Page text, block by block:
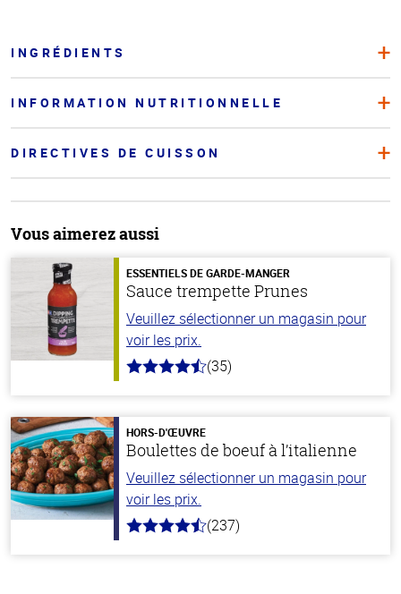
INGRÉDIENTS
INFORMATION NUTRITIONNELLE
DIRECTIVES DE CUISSON
Vous aimerez aussi
ESSENTIELS DE GARDE-MANGER
Sauce trempette Prunes
Veuillez sélectionner un magasin pour
voir les prix.
4.7
stars
(35)
HORS-D'ŒUVRE
Boulettes de boeuf à l’italienne
Veuillez sélectionner un magasin pour
voir les prix.
4.6
(237)